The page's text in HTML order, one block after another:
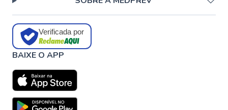
Verificada por
BAIXE O APP